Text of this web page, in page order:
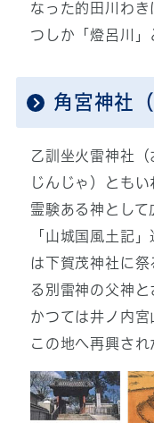
なった的田川わ
つしか「燈呂川」
角宮神社
乙訓坐火雷神社
じんじゃ）とも
霊験ある神として
「山城国風土記
は下賀茂神社に
る別雷神の父神と
かつては井ノ内
この地へ再興され